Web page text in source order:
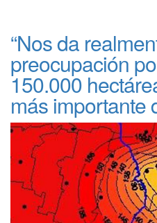
“Nos da
preocupación
150.000
más importante